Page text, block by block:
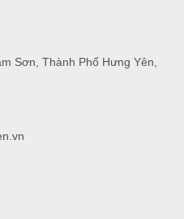
Sơn, Thành Phố Hưng Yên,